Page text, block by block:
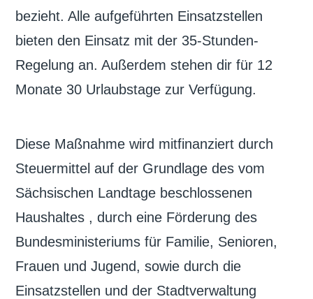
bezieht. Alle aufgeführten Einsatzstellen
bieten den Einsatz mit der 35-Stunden-
Regelung an. Außerdem stehen dir für 12
Monate 30 Urlaubstage zur Verfügung.
Diese Maßnahme wird mitfinanziert durch
Steuermittel auf der Grundlage des vom
Sächsischen Landtage beschlossenen
Haushaltes , durch eine Förderung des
Bundesministeriums für Familie, Senioren,
Frauen und Jugend, sowie durch die
Einsatzstellen und der Stadtverwaltung